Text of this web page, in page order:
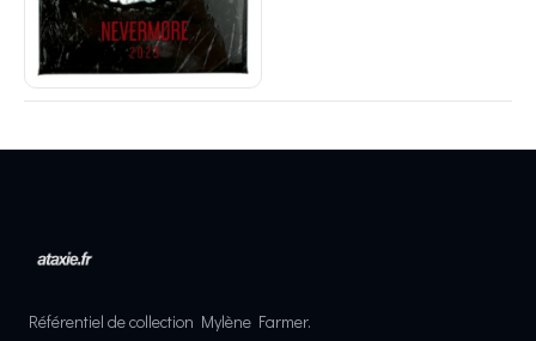
Référentiel de collection Mylène Farmer.